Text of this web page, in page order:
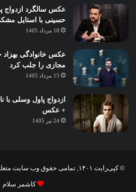
عکس سالگرد ازدواج
حسینی با استایل
18 مرداد 1405
عکس خانوادگی
مجازی را جلب کرد
15 مرداد 1405
ازدواج پاول وسلی با
+ عکس
24 تیر 1405
© کپی‌رایت ۱۴۰۱, تمامی حقوق وب سایت متعلق به کاشمر سلام می باشد |
کاشمر سلام